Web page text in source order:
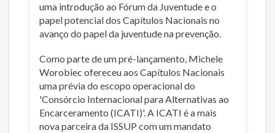
uma introdução ao Fórum da Juventude e o
papel potencial dos Capítulos Nacionais no
avanço do papel da juventude na prevenção.
Como parte de um pré-lançamento, Michele
Worobiec ofereceu aos Capítulos Nacionais
uma prévia do escopo operacional do
'Consórcio Internacional para Alternativas ao
Encarceramento (ICATI)'. A ICATI é a mais
nova parceira da ISSUP com um mandato